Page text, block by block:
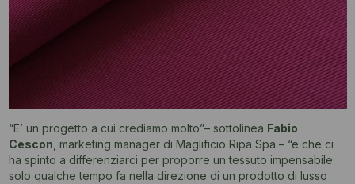
“E’ un progetto a cui crediamo molto”– sottolinea Fabio
Cescon , marketing manager di Maglificio Ripa Spa – “e che ci
ha spinto a differenziarci per proporre un tessuto impensabile
solo qualche tempo fa nella direzione di un prodotto di lusso